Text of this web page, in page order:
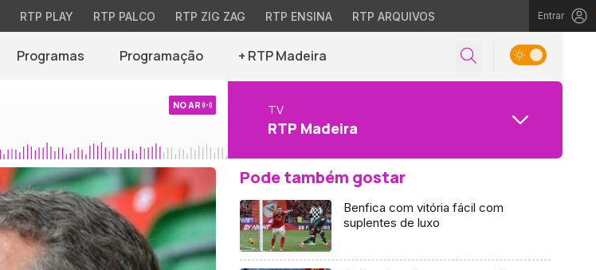
RTP PLAY RTP PALCO RTP ZIG ZAG RTP ENSINA RTP ARQUIVOS Entrar
Programas Programação + RTP Madeira
NO AR TV
RTP Madeira
Pode também gostar
Benfica com vitória fácil com
suplentes de luxo